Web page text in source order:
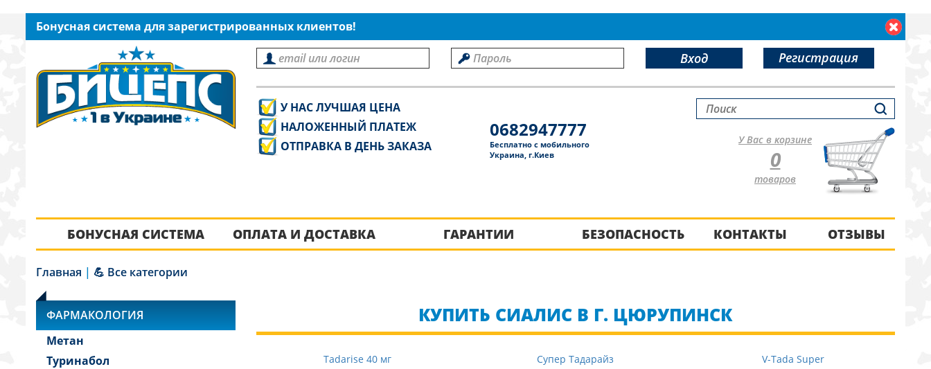
Бонусная система для зарегистрированных клиентов!
Вход Регистрация
У НАС ЛУЧШАЯ ЦЕНА
НАЛОЖЕННЫЙ ПЛАТЕЖ
ОТПРАВКА В ДЕНЬ ЗАКАЗА
0682947777
Бесплатно с мобильного
Украина, г.Киев
У Вас в корзине
0
товаров
БОНУСНАЯ СИСТЕМА ОПЛАТА И ДОСТАВКА ГАРАНТИИ БЕЗОПАСНОСТЬ КОНТАКТЫ ОТЗЫВЫ
Главная | 💪 Все категории
ФАРМАКОЛОГИЯ
Метан
Туринабол
КУПИТЬ СИАЛИС В Г. ЦЮРУПИНСК
Tadarise 40 мг Супер Тадарайз
V-Tada Super